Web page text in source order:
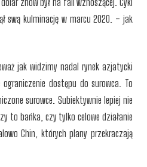
swą kulminację w marcu 2020. – jak
jak widzimy nadal rynek azjatycki
dostępu do surowca. To
surowce. Subiektywnie lepiej nie
to bańka, czy tylko celowe działanie
Chin, których plany przekraczają